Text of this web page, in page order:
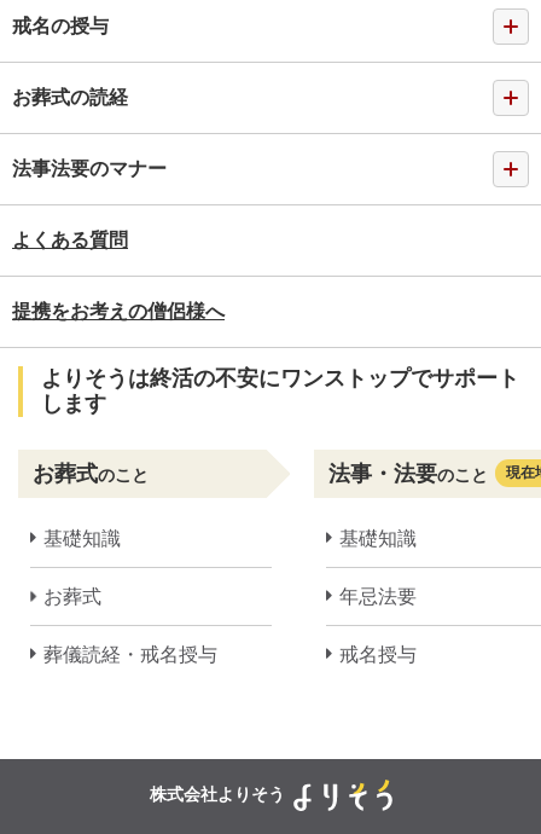
戒名の授与
お葬式の読経
法事法要のマナー
よくある質問
提携をお考えの僧侶様へ
よりそうは終活の不安にワンストップでサポート
します
お葬式のこと
基礎知識
お葬式
葬儀読経・戒名授与
法事・法要のこと 現在
基礎知識
年忌法要
戒名授与
株式会社よりそう